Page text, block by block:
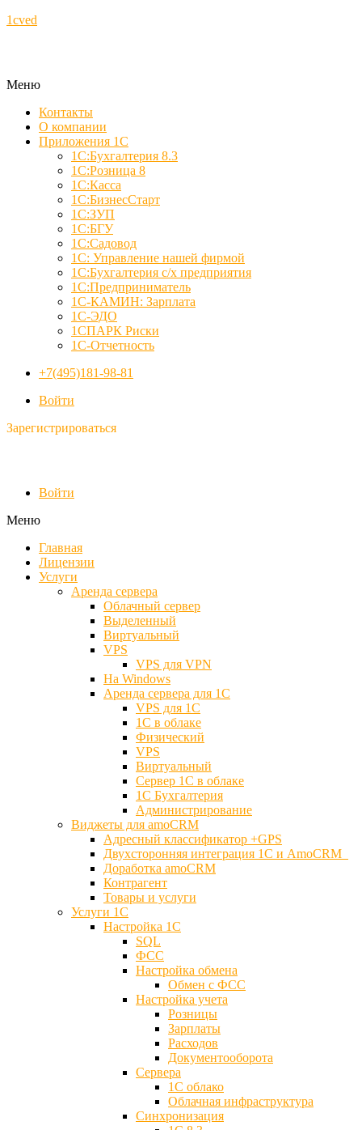
1cved
Меню
Контакты
О компании
Приложения 1С
1С:Бухгалтерия 8.3
1С:Розница 8
1С:Касса
1С:БизнесСтарт
1С:ЗУП
1С:БГУ
1С:Садовод
1С: Управление нашей фирмой
1С:Бухгалтерия с/х предприятия
1С:Предприниматель
1С-КАМИН: Зарплата
1С-ЭДО
1СПАРК Риски
1С-Отчетность
+7(495)181-98-81
Войти
Зарегистрироваться
Войти
Меню
Главная
Лицензии
Услуги
Аренда сервера
Облачный сервер
Выделенный
Виртуальный
VPS
VPS для VPN
На Windows
Аренда сервера для 1С
VPS для 1С
1С в облаке
Физический
VPS
Виртуальный
Сервер 1С в облаке
1С Бухгалтерия
Администрирование
Виджеты для amoCRM
Адресный классификатор +GPS
Двухсторонняя интеграция 1С и AmoCRM
Доработка amoCRM
Контрагент
Товары и услуги
Услуги 1С
Настройка 1С
SQL
ФСС
Настройка обмена
Обмен с ФСС
Настройка учета
Розницы
Зарплаты
Расходов
Документооборота
Сервера
1С облако
Облачная инфраструктура
Синхронизация